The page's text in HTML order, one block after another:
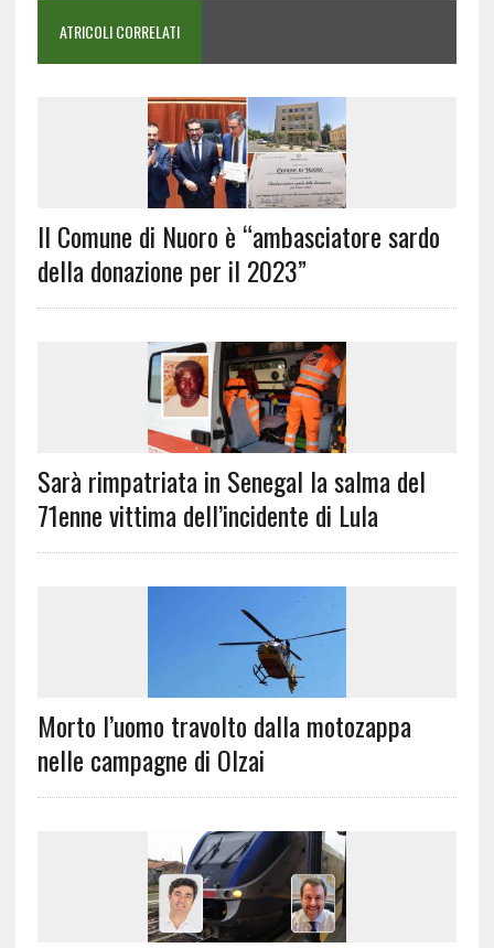
ATRICOLI CORRELATI
Il Comune di Nuoro è “ambasciatore sardo
della donazione per il 2023”
Sarà rimpatriata in Senegal la salma del
71enne vittima dell’incidente di Lula
Morto l’uomo travolto dalla motozappa
nelle campagne di Olzai